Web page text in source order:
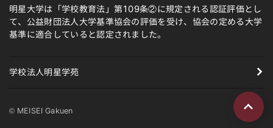
ページの先頭
明星大学は「学校教育法」第109条②に規定される認証評価とし
て、公益財団法人大学基準協会の評価を受け、協会の定める大学
基準に適合していると認定されました。
学校法人明星学苑
© MEISEI Gakuen